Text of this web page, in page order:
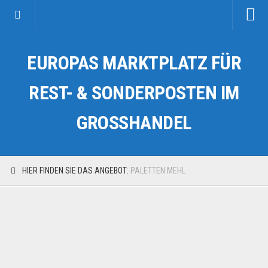
Kategorien
Auto & Motorrad
Fahrzeuge & Transport
EUROPAS MARKTPLATZ FÜR
REST- & SONDERPOSTEN IM
GROSSHANDEL
HIER FINDEN SIE DAS ANGEBOT: PALETTEN MEHL